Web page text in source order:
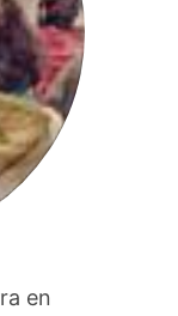
en